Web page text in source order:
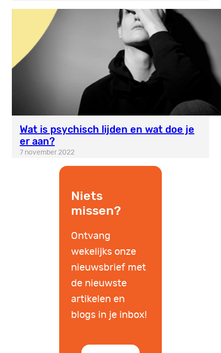
Wat is psychisch lijden en wat doe je
er aan?
7 november 2022
Niets
missen?
Ontvang
wekelijks onze
nieuwsbrief met
de nieuwste
artikelen en
blogs in je inbox!